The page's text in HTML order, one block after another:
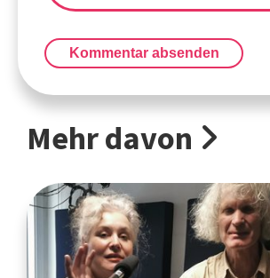
Kommentar absenden
Mehr davon